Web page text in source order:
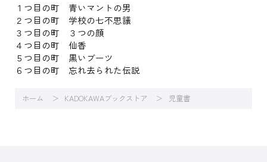
１つ目の町 青いマントの男
２つ目の町 学校の七不思議
３つ目の町 ３つの顔
４つ目の町 仙香
５つ目の町 黒いブーツ
６つ目の町 忘れ去られた伝説
ホーム KADOKAWAブックストア 児童書